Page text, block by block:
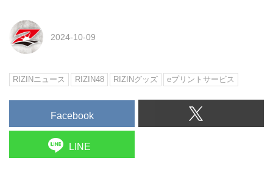
2024-10-09
RIZINニュース RIZIN48 RIZINグッズ eプリントサービス
Facebook
LINE